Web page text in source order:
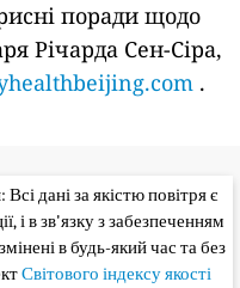
поради щодо
Річарда Сен-Сіра,
.
: Всі дані за якістю повітря є
і в зв'язку з забезпеченням
в будь-який час та без
Світового індексу якості